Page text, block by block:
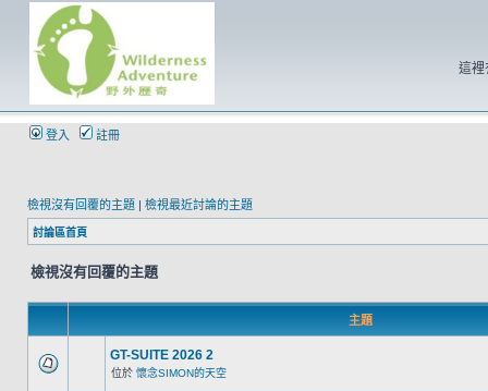
這裡
登入 註冊
檢視沒有回覆的主題 | 檢視最近討論的主題
討論區首頁
檢視沒有回覆的主題
主題
GT-SUITE 2026 2
位於 懷念SIMON的天空